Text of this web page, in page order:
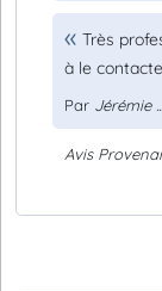
Très
à le
Par Jérémie ...
Avis